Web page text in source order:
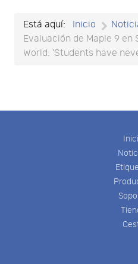
Está aquí: Inicio
Evaluación de Maple 9
World: 'Students have